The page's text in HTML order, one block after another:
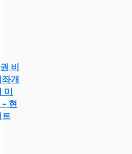
비
개
미
현
트